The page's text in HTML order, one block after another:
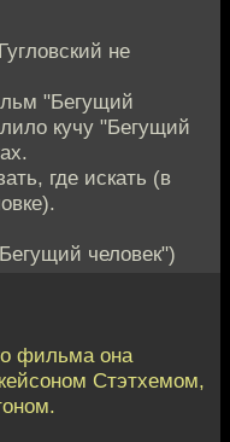
не
"Бегущий
кучу "Бегущий
где искать (в
человек")
фильма она
Стэтхемом,